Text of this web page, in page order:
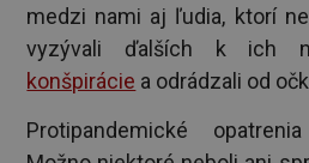
medzi nami aj ľudia, ktorí
vyzývali ďalších k ich
konšpirácie a odrádzali od
Protipandemické